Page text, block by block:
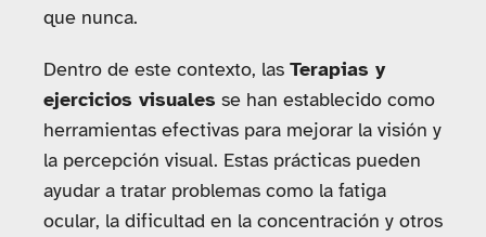
que nunca.
Dentro de este contexto, las Terapias y
ejercicios visuales se han establecido como
herramientas efectivas para mejorar la visión y
la percepción visual. Estas prácticas pueden
ayudar a tratar problemas como la fatiga
ocular, la dificultad en la concentración y otros